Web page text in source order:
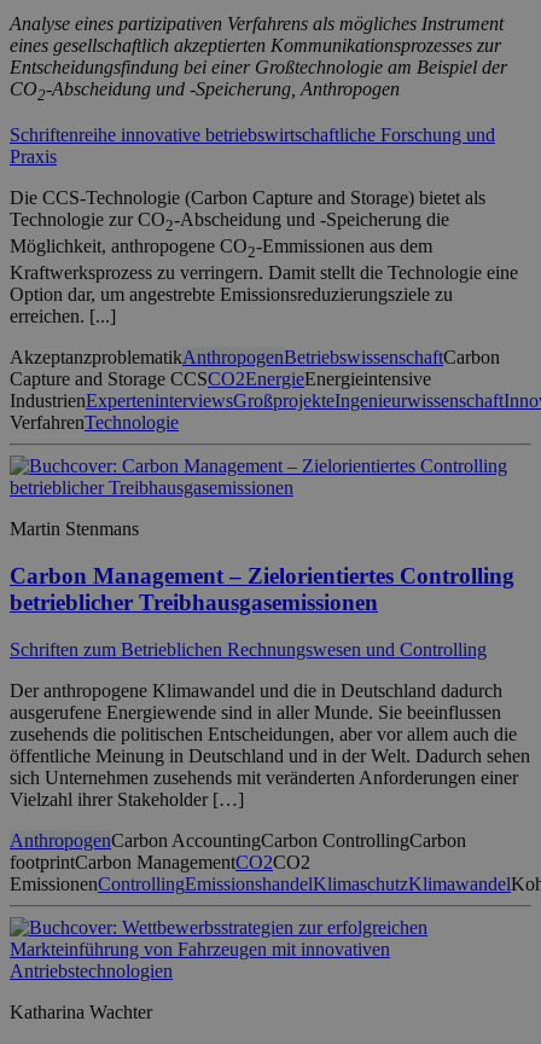
Analyse eines partizipativen Verfahrens als mögliches Instrument
eines gesellschaftlich akzeptierten Kommunikationsprozesses zur
Entscheidungsfindung bei einer Großtechnologie am Beispiel der
CO2-Abscheidung und -Speicherung, Anthropogen
Schriftenreihe innovative betriebswirtschaftliche Forschung und
Praxis
Die CCS-Technologie (Carbon Capture and Storage) bietet als
Technologie zur CO2-Abscheidung und -Speicherung die
Möglichkeit, anthropogene CO2-Emmissionen aus dem
Kraftwerksprozess zu verringern. Damit stellt die Technologie eine
Option dar, um angestrebte Emissions­reduzierungsziele zu
erreichen. [...]
AkzeptanzproblematikAnthropogenBetriebswissenschaftCarbon
Capture and Storage CCSCO2EnergieEnergieintensive
IndustrienExperteninterviewsGroßprojekteIngenieurwissenschaft
VerfahrenTechnologie
Martin Stenmans
Carbon Management – Zielorientiertes Controlling
betrieblicher Treibhausgasemissionen
Schriften zum Betrieblichen Rechnungswesen und Controlling
Der anthropogene Klimawandel und die in Deutschland dadurch
ausgerufene Energiewende sind in aller Munde. Sie beeinflussen
zusehends die politischen Entscheidungen, aber vor allem auch die
öffentliche Meinung in Deutschland und in der Welt. Dadurch sehen
sich Unternehmen zusehends mit veränderten Anforderungen einer
Vielzahl ihrer Stakeholder […]
AnthropogenCarbon AccountingCarbon ControllingCarbon
footprintCarbon ManagementCO2CO2
EmissionenControllingEmissionshandelKlimaschutzKlimawandel
Katharina Wachter